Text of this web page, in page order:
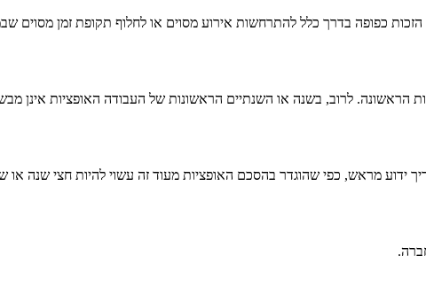
הזכות כפופה בדרך כלל להתרחשות אירוע מסוים או לחלוף תקופת זמן
לרוב, בשנה או השנתיים הראשונות של העבודה האופציות אינן
ידוע מראש, כפי שהוגדר בהסכם האופציות מעוד זה עשוי להיות חצי שנה